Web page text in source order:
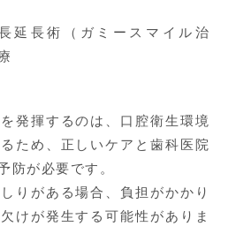
延長術（ガミースマイル治
発揮するのは、口腔衛生環境
ため、正しいケアと歯科医院
防が必要です。
りがある場合、負担がかかり
けが発生する可能性がありま